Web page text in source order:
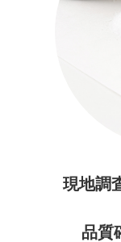
現地調
品質